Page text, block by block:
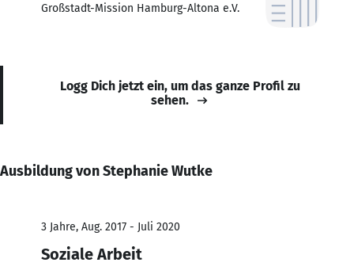
Großstadt-Mission Hamburg-Altona e.V.
Logg Dich jetzt ein, um das ganze Profil zu
sehen.
Ausbildung von Stephanie Wutke
3 Jahre, Aug. 2017 - Juli 2020
Soziale Arbeit